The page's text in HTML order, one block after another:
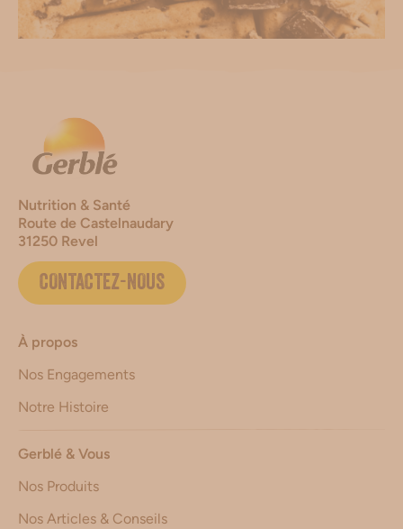
Nutrition & Santé
Route de Castelnaudary
31250 Revel
CONTACTEZ-NOUS
À propos
Nos Engagements
Notre Histoire
Gerblé & Vous
Nos Produits
Nos Articles & Conseils